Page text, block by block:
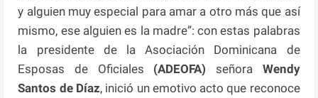
y alguien muy especial para amar a otro más que así
mismo, ese alguien es la madre”: con estas palabras
la presidente de la Asociación Dominicana de
Esposas de Oficiales (ADEOFA) señora Wendy
Santos de Díaz, inició un emotivo acto que reconoce